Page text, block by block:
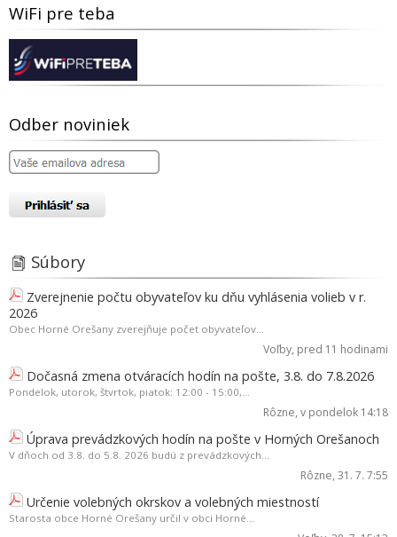
WiFi pre teba
Odber noviniek
Súbory
Zverejnenie počtu obyvateľov ku dňu vyhlásenia volieb v r.
2026
Obec Horné Orešany zverejňuje počet obyvateľov...
Voľby, pred 11 hodinami
Dočasná zmena otváracích hodín na pošte, 3.8. do 7.8.2026
Pondelok, utorok, štvrtok, piatok: 12:00 - 15:00,...
Rôzne, v pondelok 14:18
Úprava prevádzkových hodín na pošte v Horných Orešanoch
V dňoch od 3.8. do 5.8. 2026 budú z prevádzkových...
Rôzne, 31. 7. 7:55
Určenie volebných okrskov a volebných miestností
Starosta obce Horné Orešany určil v obci Horné...